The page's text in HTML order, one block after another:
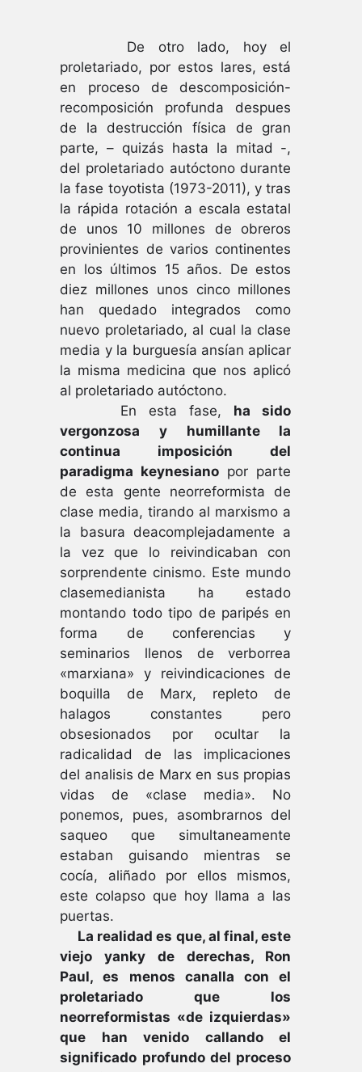
De otro lado, hoy el
proletariado, por estos lares, está
en proceso de descomposición-
recomposición profunda despues
de la destrucción física de gran
parte, – quizás hasta la mitad -,
del proletariado autóctono durante
la fase toyotista (1973-2011), y tras
la rápida rotación a escala estatal
de unos 10 millones de obreros
provinientes de varios continentes
en los últimos 15 años. De estos
diez millones unos cinco millones
han quedado integrados como
nuevo proletariado, al cual la clase
media y la burguesía ansían aplicar
la misma medicina que nos aplicó
al proletariado autóctono.
En esta fase, ha sido
vergonzosa y humillante la
continua imposición del
paradigma keynesiano por parte
de esta gente neorreformista de
clase media, tirando al marxismo a
la basura deacomplejadamente a
la vez que lo reivindicaban con
sorprendente cinismo. Este mundo
clasemedianista ha estado
montando todo tipo de paripés en
forma de conferencias y
seminarios llenos de verborrea
«marxiana» y reivindicaciones de
boquilla de Marx, repleto de
halagos constantes pero
obsesionados por ocultar la
radicalidad de las implicaciones
del analisis de Marx en sus propias
vidas de «clase media». No
ponemos, pues, asombrarnos del
saqueo que simultaneamente
estaban guisando mientras se
cocía, aliñado por ellos mismos,
este colapso que hoy llama a las
puertas.
La realidad es que, al final, este
viejo yanky de derechas, Ron
Paul, es menos canalla con el
proletariado que los
neorreformistas «de izquierdas»
que han venido callando el
significado profundo del proceso